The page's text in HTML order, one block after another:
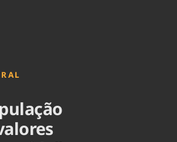
Brasil
Brasil Mineral